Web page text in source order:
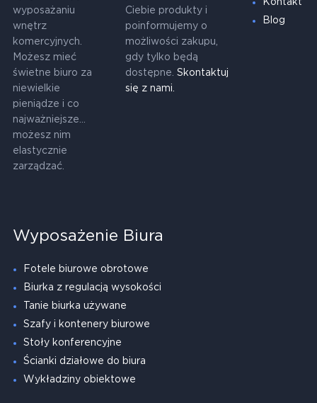
wyposażaniu
wnętrz
komercyjnych.
Możesz mieć
świetne biuro za
niewielkie
pieniądze i co
najważniejsze...
możesz nim
elastycznie
zarządzać.
Ciebie produkty i
poinformujemy o
możliwości zakupu,
gdy tylko będą
dostępne. Skontaktuj
się z nami.
Kontakt
Blog
Wyposażenie Biura
Fotele biurowe obrotowe
Biurka z regulacją wysokości
Tanie biurka używane
Szafy i kontenery biurowe
Stoły konferencyjne
Ścianki działowe do biura
Wykładziny obiektowe